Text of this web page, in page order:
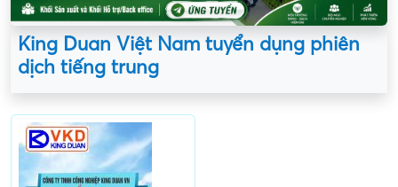
King Duan Việt Nam tuyển dụng phiên
dịch tiếng trung